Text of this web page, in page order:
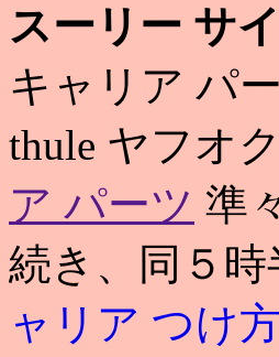
スーリー サ
キャリア パ
thule ヤフオ
ア パーツ 準
続き、同５
ャリア つけ